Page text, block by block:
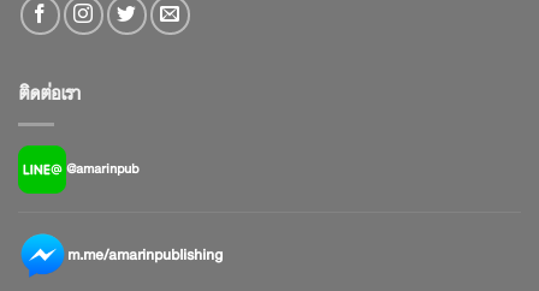
ติดต่อเรา
@amarinpub
m.me/amarinpublishing